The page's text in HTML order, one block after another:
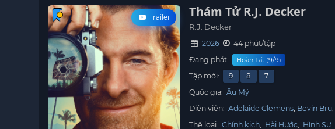
Trailer Thám Tử R.J. Decker
R.J. Decker
2026
44 phút/tập
Đang phát:
Hoàn Tất (9/9)
Tập mới: 9 8
7
Quốc gia: Âu Mỹ
Diễn viên: Adelaide Clemens Bevin Bru
Thể loại: Chính kịch, Hài Hước, Hình Sự